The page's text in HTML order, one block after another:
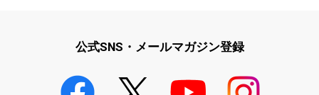
公式SNS・メールマガジン登録